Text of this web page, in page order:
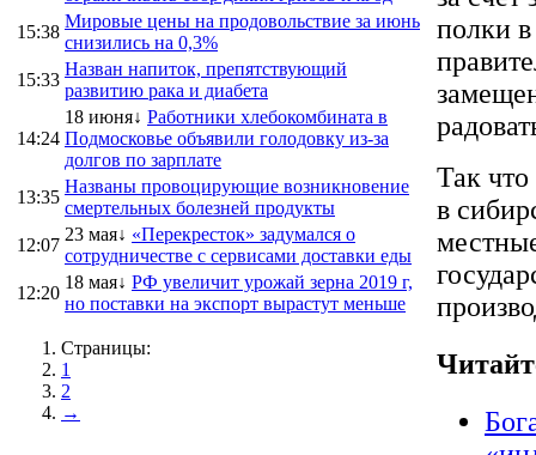
15:38
Мировые цены на продовольствие за июнь
снизились на 0,3%
15:33
Назван напиток, препятствующий
развитию рака и диабета
14:24
18 июня↓ Работники хлебокомбината в
Подмосковье объявили голодовку из-за
долгов по зарплате
13:35
Названы провоцирующие возникновение
смертельных болезней продукты
12:07
23 мая↓ «Перекресток» задумался о
сотрудничестве с сервисами доставки еды
12:20
18 мая↓ РФ увеличит урожай зерна 2019 г,
но поставки на экспорт вырастут меньше
Страницы:
1
2
→
полки
Так
в